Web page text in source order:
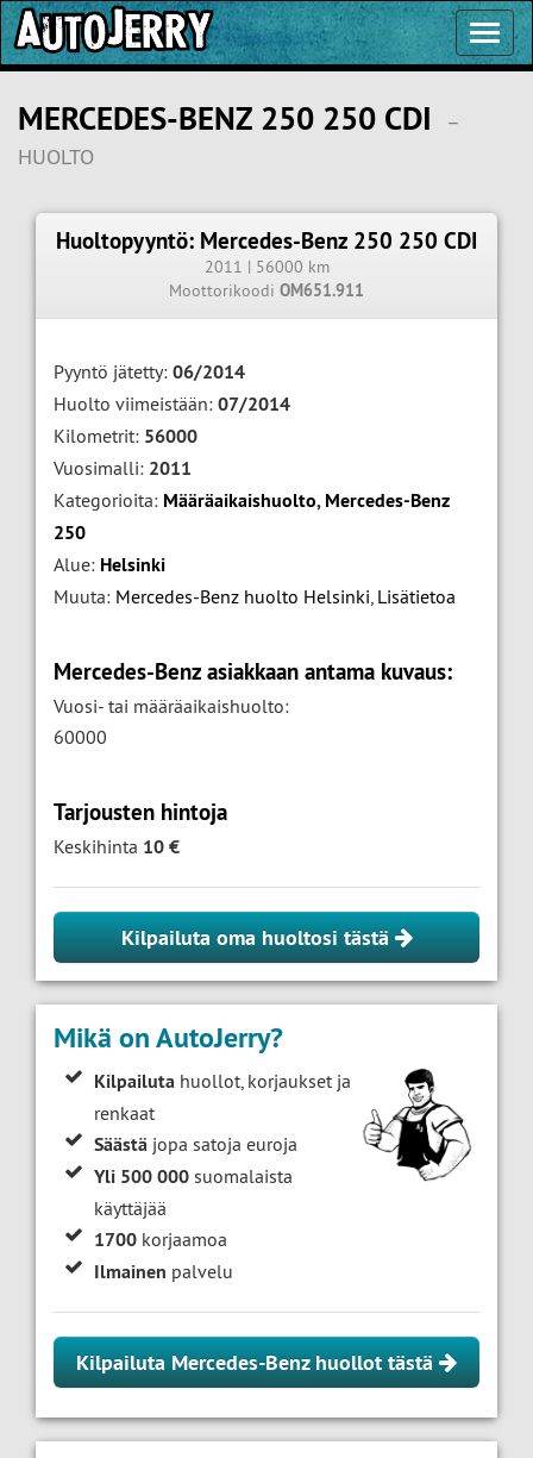
MERCEDES-BENZ 250 250 CDI
–
HUOLTO
Huoltopyyntö: Mercedes-Benz 250 250 CDI
2011 | 56000 km
Moottorikoodi OM651.911
Pyyntö jätetty: 06/2014
Huolto viimeistään: 07/2014
Kilometrit: 56000
Vuosimalli: 2011
Kategorioita: Määräaikaishuolto,Mercedes-Benz
250
Alue: Helsinki
Muuta: Mercedes-Benz huolto Helsinki, Lisätietoa
Mercedes-Benz asiakkaan antama kuvaus:
Vuosi- tai määräaikaishuolto:
60000
Tarjousten hintoja
Keskihinta 10 €
Kilpailuta oma huoltosi tästä
Mikä on AutoJerry?
Kilpailuta huollot, korjaukset ja
renkaat
Säästä jopa satoja euroja
Yli 500 000 suomalaista
käyttäjää
1700 korjaamoa
Ilmainen palvelu
Kilpailuta Mercedes-Benz huollot tästä